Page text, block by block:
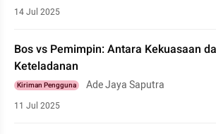
14 Jul 2025
Bos vs Pemimpin: Antara Kekuasaan
Keteladanan
Kiriman Pengguna Ade Jaya Saputra
11 Jul 2025